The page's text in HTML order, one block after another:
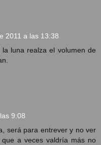
2011 a las 13:38
luna realza el volumen de
9:08
será para entrever y no ver
a veces valdría más no